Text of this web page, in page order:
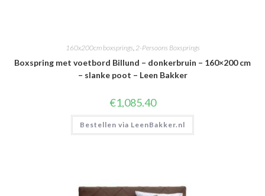
160x200cm boxsprings 2-Persoons Boxsprings
Boxspring met voetbord Billund – donkerbruin – 160×200 cm
– slanke poot – Leen Bakker
€1,085.40
Bestellen via LeenBakker.nl